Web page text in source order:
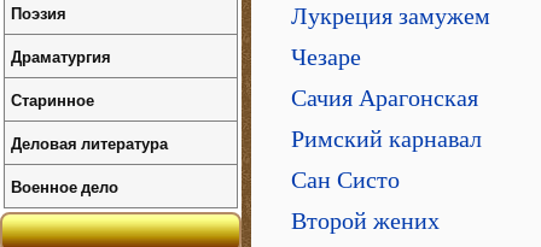
Лукреция замужем
Чезаре
Сачия Арагонская
Римский карнавал
Сан Систо
Второй жених
Поэзия
Драматургия
Старинное
Деловая литература
Военное дело